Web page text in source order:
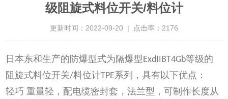
级阻旋式料位开关/料位计
更新时间：2022-09-20 | 点击率：2176
日本东和生产的防爆型式为隔爆型ExdIIBT4Gb等级的
阻旋式料位开关/料位计TPE系列，具有以下优点：
轻巧 重量轻，配电缆密封套，法兰型，可制作长度从